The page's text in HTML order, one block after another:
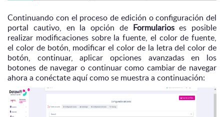
Continuando con el proceso de edición o configuración del
portal cautivo, en la opción de Formularioses posible
realizar modificaciones sobre la fuente, el color de fuente,
el color de botón, modificar el color de la letra del color de
botón, continuar, aplicar opciones avanzadas en los
botones de navegar o continuar como cambiar de navegar
ahora a conéctate aquí como se muestra a continuación: